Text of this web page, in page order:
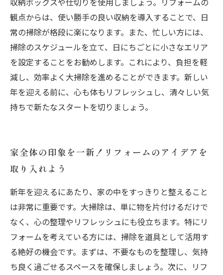
観点からは、使い勝手の良い収納を導入することで、日
常の掃除が格段に楽になります。また、忙しい方には、
掃除のスケジュールを立て、日にちごとに小さなエリア
を設定することをお勧めします。これにより、負担を軽
減し、効率よく大掃除を進めることができます。新しい
年を迎える前に、心も体もリフレッシュし、清々しい気
持ちで新たなスタートを切りましょう。
家全体の印象を一新！リフォームのアイデアを
取り入れよう
新年を迎えるにあたり、家の中をすっきりと整えること
は非常に重要です。大掃除は、単に物を片付けるだけで
なく、心の整理やリフレッシュにも役立ちます。特にリ
フォームを考えている方には、掃除を道具として活用す
る絶好の機会です。まずは、不要なものを整理し、気持
ち良く過ごせるスペースを確保しましょう。次に、リフ